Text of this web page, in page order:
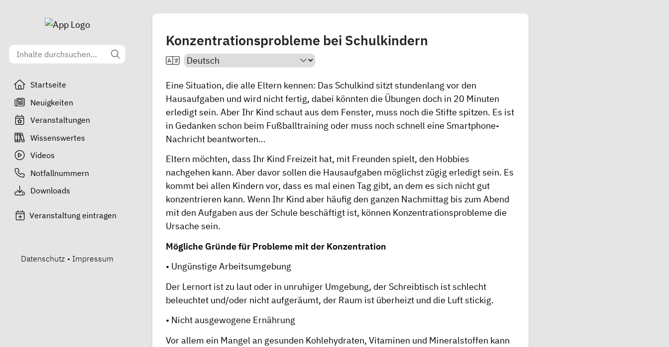
Startseite
Neuigkeiten
Veranstaltungen
Wissenswertes
Videos
Notfallnummern
Downloads
Veranstaltung eintragen
Datenschutz • Impressum
Konzentrationsprobleme bei Schulkindern
Eine Situation, die alle Eltern kennen: Das Schulkind sitzt stundenlang vor den
Hausaufgaben und wird nicht fertig, dabei könnten die Übungen doch in 20 Minuten
erledigt sein. Aber Ihr Kind schaut aus dem Fenster, muss noch die Stifte spitzen. Es ist
in Gedanken schon beim Fußballtraining oder muss noch schnell eine Smartphone-
Nachricht beantworten…
Eltern möchten, dass Ihr Kind Freizeit hat, mit Freunden spielt, den Hobbies
nachgehen kann. Aber davor sollen die Hausaufgaben möglichst zügig erledigt sein. Es
kommt bei allen Kindern vor, dass es mal einen Tag gibt, an dem es sich nicht gut
konzentrieren kann. Wenn Ihr Kind aber häufig den ganzen Nachmittag bis zum Abend
mit den Aufgaben aus der Schule beschäftigt ist, können Konzentrationsprobleme die
Ursache sein.
Mögliche Gründe für Probleme mit der Konzentration
• Ungünstige Arbeitsumgebung
Der Lernort ist zu laut oder in unruhiger Umgebung, der Schreibtisch ist schlecht
beleuchtet und/oder nicht aufgeräumt, der Raum ist überheizt und die Luft stickig.
• Nicht ausgewogene Ernährung
Vor allem ein Mangel an gesunden Kohlehydraten, Vitaminen und Mineralstoffen kann